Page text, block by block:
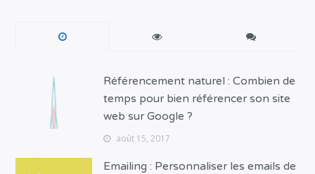
Référencement naturel : Combien de
temps pour bien référencer son site
web sur Google ?
août 15, 2017
Emailing : Personnaliser les emails de